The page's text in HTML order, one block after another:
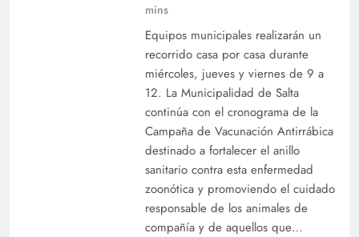
mins
Equipos municipales realizarán un
recorrido casa por casa durante
miércoles, jueves y viernes de 9 a
12. La Municipalidad de Salta
continúa con el cronograma de la
Campaña de Vacunación Antirrábica
destinado a fortalecer el anillo
sanitario contra esta enfermedad
zoonótica y promoviendo el cuidado
responsable de los animales de
compañía y de aquellos que…